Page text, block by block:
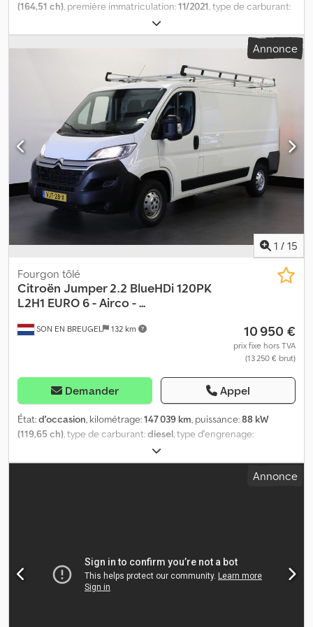
(164,51 ch), première immatriculation:11/2021, type de carburant:
, couleur:autre
mécanique, classe d'émission:Euro 6, Année de construction:
2021, Poids à vide : 2 655 kg Dsdpfx Aszra U Aeh Eeck Charge utile :
645 kg Poids total autorisé en charge (PTAC) : 3 300 kg État :
Annonce
1 / 15
SON EN BREUGEL 132 km
Fourgon tôlé
Citroën Jumper 2.2 BlueHDi 120PK
L2H1 EURO 6 - Airco - ...
10 950 €
prix fixe hors TVA
(13 250 € brut)
Demander Appel
État:d'occasion, kilométrage:147 039 km, puissance:88 kW
(119,65 ch), type de carburant:diesel, type d'engrenage:
, configuration d'essieux:
mm, première immatriculation:03/2021, capacité du réservoir de
, classe d'émission:
(ESP), régulateur de vitesse, système d'antidémarrage, système
de navigation, verrouillage centralisé, Informations générales
Nombre de portes : 5 Gamme de modèles : octobre 2019 –
Annonce